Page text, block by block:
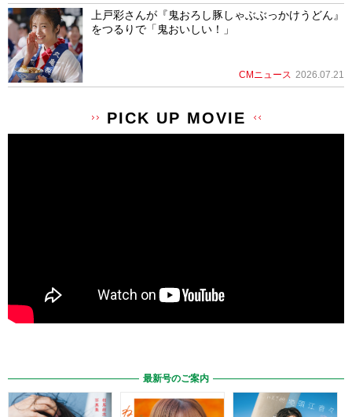
上戸彩さんが『鬼おろし豚しゃぶぶっかけうどん』
をつるりで「鬼おいしい！」
CMニュース 2026.07.21
PICK UP MOVIE
最新号のご案内